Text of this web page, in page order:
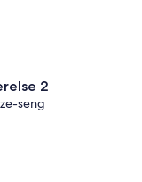
2
seng